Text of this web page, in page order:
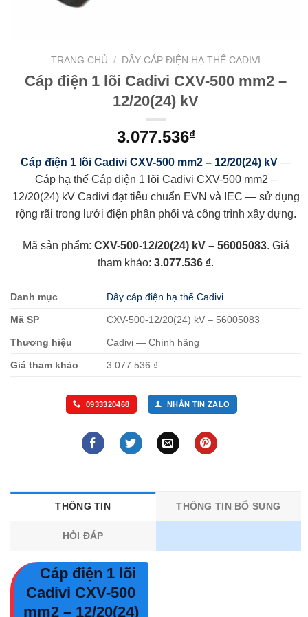
TRANG CHỦ / DÂY CÁP ĐIỆN HẠ THẾ CADIVI
Cáp điện 1 lõi Cadivi CXV-500 mm2 –
12/20(24) kV
3.077.536₫
Cáp điện 1 lõi Cadivi CXV-500 mm2 – 12/20(24) kV—
Cáp hạ thế Cáp điện 1 lõi Cadivi CXV-500 mm2 –
12/20(24) kV Cadivi đạt tiêu chuẩn EVN và IEC — sử dụng
rộng rãi trong lưới điện phân phối và công trình xây dựng.
Mã sản phẩm: CXV-500-12/20(24) kV – 56005083. Giá
tham khảo: 3.077.536 ₫.
Danh mục Dây cáp điện hạ thế Cadivi
Mã SP CXV-500-12/20(24) kV – 56005083
Thương hiệu Cadivi — Chính hãng
Giá tham khảo 3.077.536 ₫
0933320468 NHẮN TIN ZALO
THÔNG TIN THÔNG TIN BỔ SUNG
HỎI ĐÁP
Cáp điện 1 lõi
Cadivi CXV-500
mm2 – 12/20(24)